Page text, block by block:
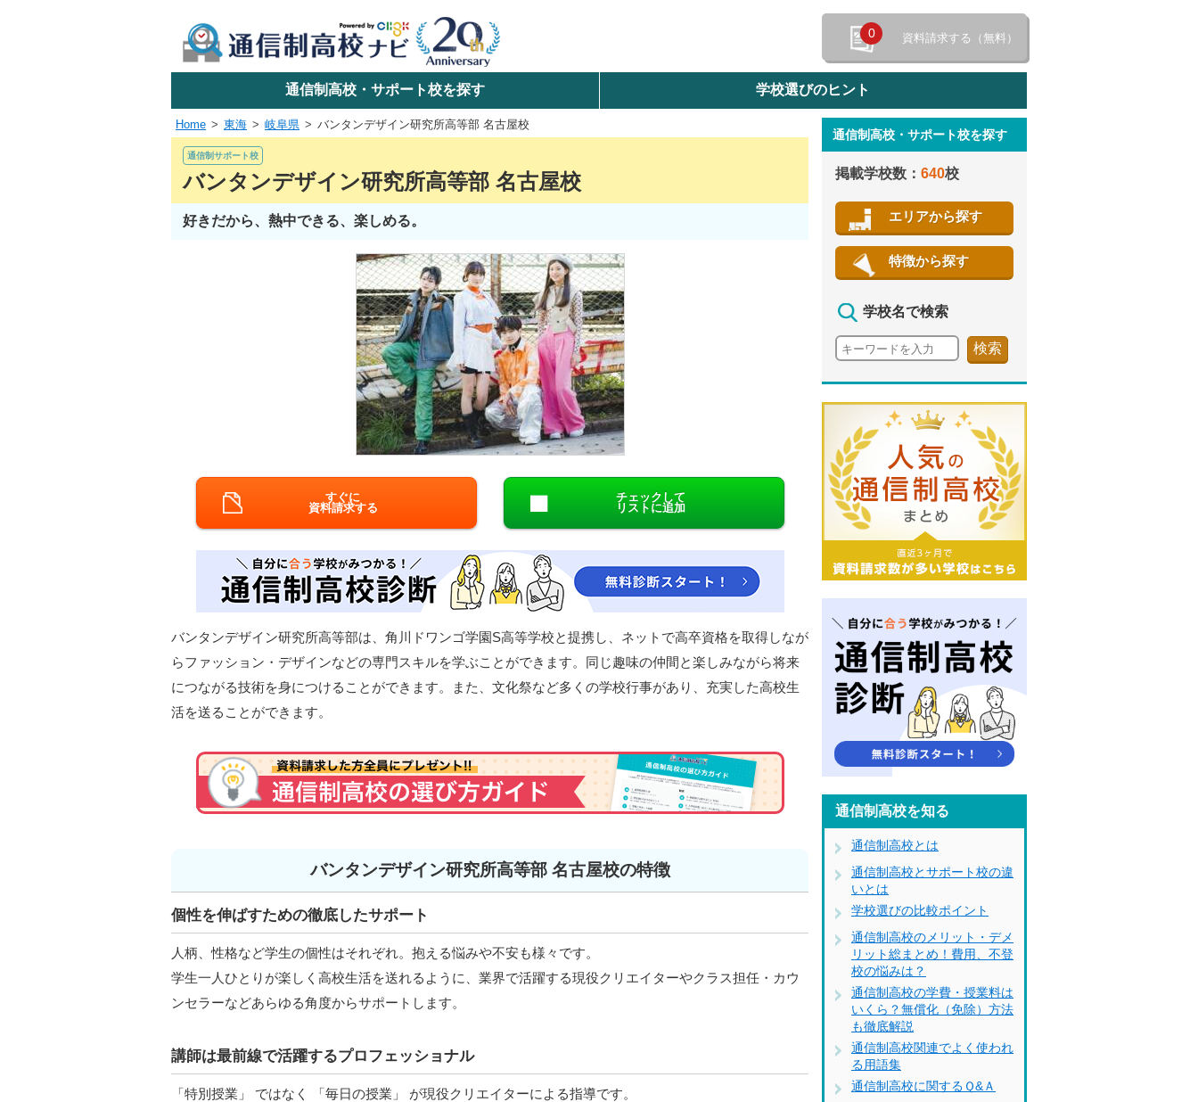
0 資料請求する（無料）
学校名で探す
検索
エリアを選択して探す
関東
北陸・甲信越
中国
九州・沖縄
閉じる
通信制高校・サポート校を探す 学校選びのヒント
Home 東海 岐阜県 バンタンデザイン研究所高等部 名古屋校
通信制サポート校
バンタンデザイン研究所高等部 名古屋校
好きだから、熱中できる、楽しめる。
すぐに
資料請求する
チェックして
リストに追加
バンタンデザイン研究所高等部は、角川ドワンゴ学園S高等学校と提携し、ネットで高卒資格を取得しなが
らファッション・デザインなどの専門スキルを学ぶことができます。同じ趣味の仲間と楽しみながら将来
につながる技術を身につけることができます。また、文化祭など多くの学校行事があり、充実した高校生
活を送ることができます。
バンタンデザイン研究所高等部 名古屋校の特徴
個性を伸ばすための徹底したサポート
人柄、性格など学生の個性はそれぞれ。抱える悩みや不安も様々です。
学生一人ひとりが楽しく高校生活を送れるように、業界で活躍する現役クリエイターやクラス担任・カウ
ンセラーなどあらゆる角度からサポートします。
講師は最前線で活躍するプロフェッショナル
「特別授業」 ではなく 「毎日の授業」 が現役クリエイターによる指導です。
通信制高校・サポート校を探す
掲載学校数： 640校
エリアから探す
特徴から探す
学校名で検索
通信制高校を知る
通信制高校とは
通信制高校とサポート校の違
いとは
学校選びの比較ポイント
通信制高校のメリット・デメ
リット総まとめ！費用、不登
校の悩みは？
通信制高校の学費・授業料は
いくら？無償化（免除）方法
も徹底解説
通信制高校関連でよく使われ
る用語集
通信制高校に関するＱ&Ａ